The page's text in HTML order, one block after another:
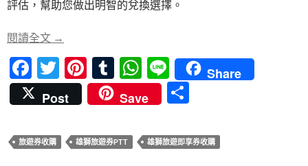
o
o
k
t
r
A
p
評估，幫助您做出明智的兌換選擇。
閱讀全文 雄獅旅遊券PTT網友討論精選- 青蘋果3C提供最新行
→
F
ac
e
b
o
T
w
itt
er
Pi
nt
er
es
t
T
u
m
bl
r
W
h
at
s
A
Li
n
e
Share
Post
Save
旅遊券收購 雄獅旅遊券PTT 雄獅旅遊即享券收購